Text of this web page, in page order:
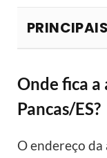
PRINCIPAIS
Onde fica a
Pancas/ES?
O endereço da